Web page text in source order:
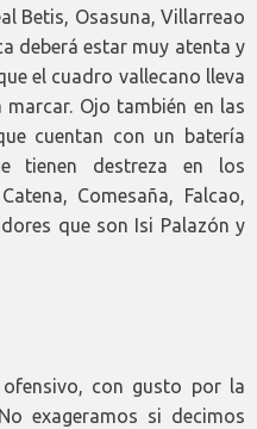
Betis, Osasuna, Villarreao
deberá estar muy atenta y
el cuadro vallecano lleva
Ojo también en las
cuentan con un batería
tienen destreza en los
Comesaña, Falcao,
que son Isi Palazón y
con gusto por la
exageramos si decimos